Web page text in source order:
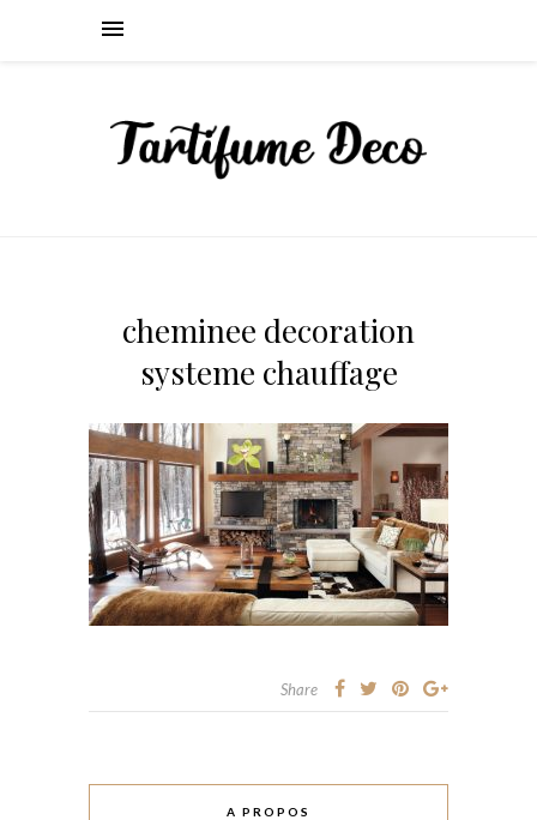
cheminee decoration
systeme chauffage
Share
A PROPOS